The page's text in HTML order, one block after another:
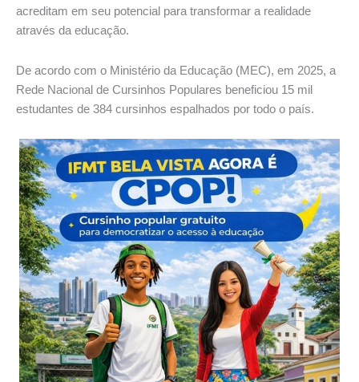
acreditam em seu potencial para transformar a realidade
através da educação.
De acordo com o Ministério da Educação (MEC), em 2025, a
Rede Nacional de Cursinhos Populares beneficiou 15 mil
estudantes de 384 cursinhos espalhados por todo o país.